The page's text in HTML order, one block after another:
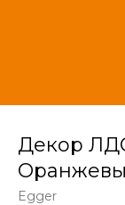
Декор
Egger